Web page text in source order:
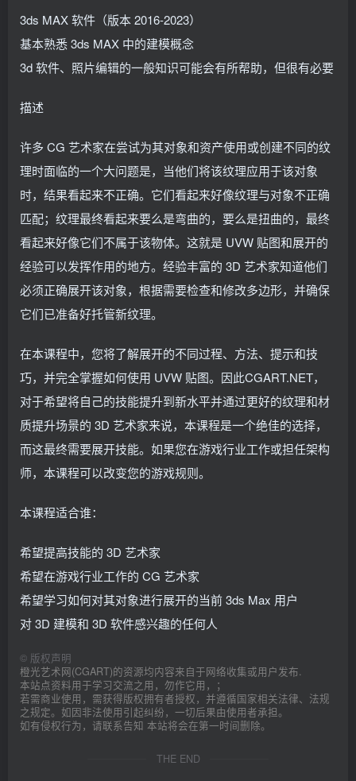
3ds MAX 软件（版本 2016-2023）
基本熟悉 3ds MAX 中的建模概念
3d 软件、照片编辑的一般知识可能会有所帮助，但很有必要
描述
许多 CG 艺术家在尝试为其对象和资产使用或创建不同的纹
理时面临的一个大问题是，当他们将该纹理应用于该对象
时，结果看起来不正确。它们看起来好像纹理与对象不正确
匹配；纹理最终看起来要么是弯曲的，要么是扭曲的，最终
看起来好像它们不属于该物体。这就是 UVW 贴图和展开的
经验可以发挥作用的地方。经验丰富的 3D 艺术家知道他们
必须正确展开该对象，根据需要检查和修改多边形，并确保
它们已准备好托管新纹理。
在本课程中，您将了解展开的不同过程、方法、提示和技
巧，并完全掌握如何使用 UVW 贴图。因此CGART.NET，
对于希望将自己的技能提升到新水平并通过更好的纹理和材
质提升场景的 3D 艺术家来说，本课程是一个绝佳的选择，
而这最终需要展开技能。如果您在游戏行业工作或担任架构
师，本课程可以改变您的游戏规则。
本课程适合谁：
希望提高技能的 3D 艺术家
希望在游戏行业工作的 CG 艺术家
希望学习如何对其对象进行展开的当前 3ds Max 用户
对 3D 建模和 3D 软件感兴趣的任何人
© 版权声明
橙光艺术网(CGART)的资源均内容来自于网络收集或用户发布.
本站点资料用于学习交流之用，勿作它用，；
若需商业使用，需获得版权拥有者授权，并遵循国家相关法律、法规
之规定。如因非法使用引起纠纷，一切后果由使用者承担。
如有侵权行为，请联系告知 本站将会在第一时间删除。
THE END